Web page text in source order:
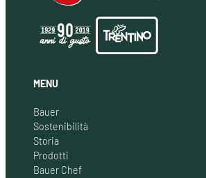
MENU
Bauer
Sostenibilità
Storia
Prodotti
Bauer Chef